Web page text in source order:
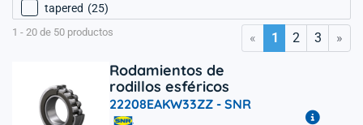
tapered
25
1 - 20 de 50 productos « 1 2 3 »
Rodamientos de
rodillos esféricos
22208EAKW33ZZ - SNR